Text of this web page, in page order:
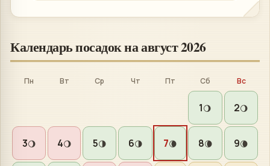
Календарь посадок наавгуст 2026
Пн Вт Ср Чт Пт Сб Вс
1🌖 2🌖
3🌖 4🌖 5🌗 6🌗 7🌘 8🌘 9🌘